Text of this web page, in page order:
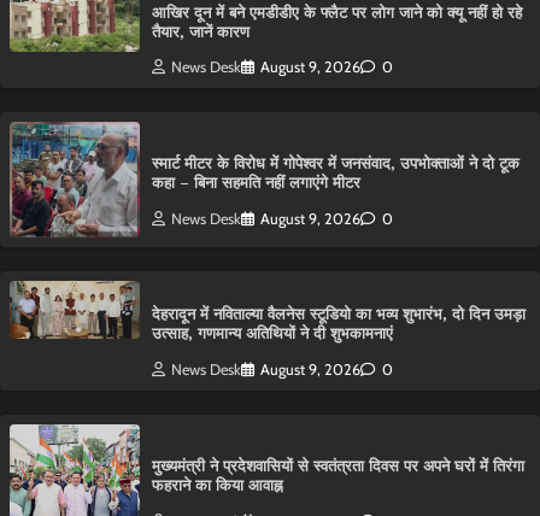
आ​खिर दून में बने एमडीडीए के फ्लैट पर लोग जाने को क्यू नहीं हो रहे
तैयार, जानें कारण
News Desk August 9, 2026 0
स्मार्ट मीटर के विरोध में गोपेश्वर में जनसंवाद, उपभोक्ताओं ने दो टूक
कहा – बिना सहमति नहीं लगाएंगे मीटर
News Desk August 9, 2026 0
देहरादून में नविताल्या वैलनेस स्टूडियो का भव्य शुभारंभ, दो दिन उमड़ा
उत्साह, गणमान्य अतिथियों ने दी शुभकामनाएं
News Desk August 9, 2026 0
मुख्यमंत्री ने प्रदेशवासियों से स्वतंत्रता दिवस पर अपने घरों में तिरंगा
फहराने का किया आवाह्न